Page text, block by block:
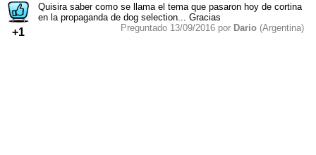
+1
Quisira saber como se llama el tema que pasaron hoy de cortina
en la propaganda de dog selection... Gracias
Preguntado 13/09/2016 por Dario (Argentina)